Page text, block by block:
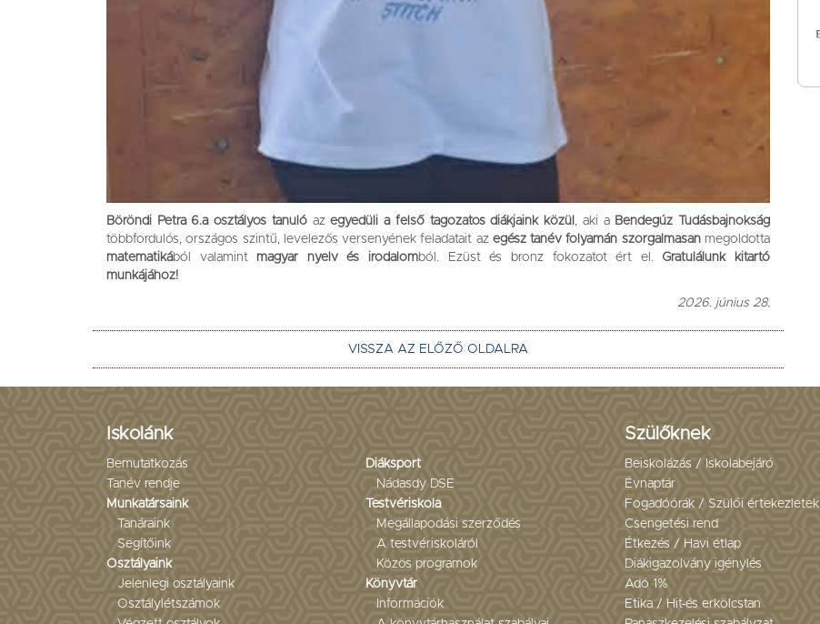
Böröndi Petra 6.a osztályos tanulóazegyedüli a felső tagozatos diákjaink közül , aki a Bendegúz Tudásbajnokság
többfordulós, országos szintű, levelezős versenyének feladatait azegész tanév folyamán szorgalmasanmegoldotta
matematikából valamintmagyar nyelv és irodalomból. Ezüst és bronz fokozatot ért el. Gratulálunk kitartó
munkájához!
2026. június 28.
VISSZA AZ ELŐZŐ OLDALRA
Iskolánk
Bemutatkozás
Tanév rendje
Munkatársaink
Tanáraink
Segítőink
Osztályaink
Jelenlegi osztályaink
Osztálylétszámok
Diáksport
Nádasdy DSE
Testvériskola
Megállapodási szerződés
A testvériskoláról
Közös programok
Könyvtár
Információk
Szülőknek
Beiskolázás / Iskolabejáró
Évnaptár
Fogadóórák / Szülői értekezletek
Csengetési rend
Étkezés / Havi étlap
Diákigazolvány igénylés
Adó 1%
Etika / Hit-és erkölcstan